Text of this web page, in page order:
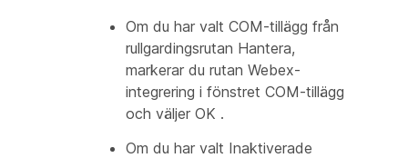
Om du har valt COM-tillägg från
rullgardingsrutan Hantera,
markerar du rutan Webex-
integrering i fönstret COM-tillägg
och väljer OK .
Om du har valt Inaktiverade